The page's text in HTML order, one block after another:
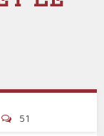
51